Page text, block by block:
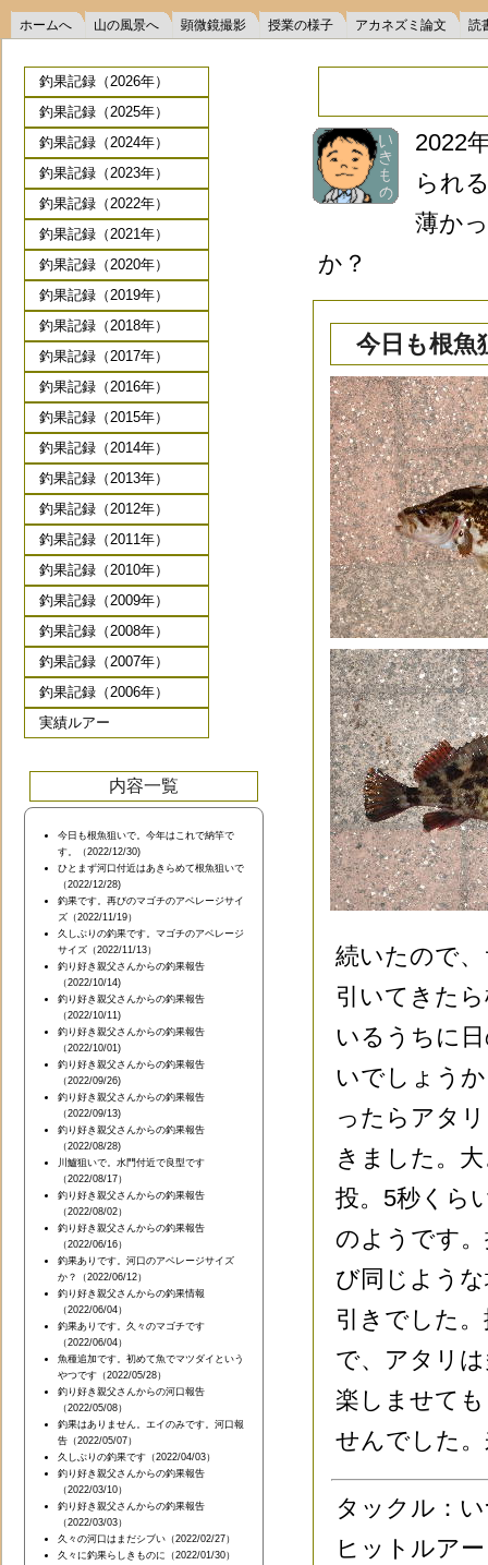
ホームへ 山の風景へ 顕微鏡撮影 授業の様子 アカネズミ論文 読
釣果記録（2026年）
釣果記録（2025年）
釣果記録（2024年）
釣果記録（2023年）
釣果記録（2022年）
釣果記録（2021年）
釣果記録（2020年）
釣果記録（2019年）
釣果記録（2018年）
釣果記録（2017年）
釣果記録（2016年）
釣果記録（2015年）
釣果記録（2014年）
釣果記録（2013年）
釣果記録（2012年）
釣果記録（2011年）
釣果記録（2010年）
釣果記録（2009年）
釣果記録（2008年）
釣果記録（2007年）
釣果記録（2006年）
実績ルアー
内容一覧
今日も根魚狙いで。今年はこれで納竿で
す。（2022/12/30)
ひとまず河口付近はあきらめて根魚狙いで
（2022/12/28)
釣果です。再びのマゴチのアベレージサイ
ズ（2022/11/19）
久しぶりの釣果です。マゴチのアベレージ
サイズ（2022/11/13）
釣り好き親父さんからの釣果報告
（2022/10/14)
釣り好き親父さんからの釣果報告
（2022/10/11)
釣り好き親父さんからの釣果報告
（2022/10/01)
釣り好き親父さんからの釣果報告
（2022/09/26)
釣り好き親父さんからの釣果報告
（2022/09/13)
釣り好き親父さんからの釣果報告
（2022/08/28)
川鱸狙いで。水門付近で良型です
（2022/08/17）
釣り好き親父さんからの釣果報告
（2022/08/02）
釣り好き親父さんからの釣果報告
（2022/06/16）
釣果ありです。河口のアベレージサイズ
か？（2022/06/12）
釣り好き親父さんからの釣果情報
（2022/06/04）
釣果ありです。久々のマゴチです
（2022/06/04）
魚種追加です。初めて魚でマツダイという
やつです（2022/05/28）
釣り好き親父さんからの河口報告
（2022/05/08）
釣果はありません。エイのみです。河口報
告（2022/05/07）
久しぶりの釣果です（2022/04/03）
釣り好き親父さんからの釣果報告
（2022/03/10）
釣り好き親父さんからの釣果報告
（2022/03/03）
久々の河口はまだシブい（2022/02/27）
久々に釣果らしきものに（2022/01/30）
2022
られ
薄か
か？
今日も根魚
続いたので
引いてきた
いるうちに
いでしょう
ったらアタ
きました。
投。5秒くら
のようです
び同じよう
引きでした
で、アタリ
楽しませて
せんでした
タックル：
ヒットルア